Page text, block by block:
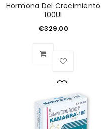
Hormona Del Crecimiento
100UI
€329.00
Lista
de